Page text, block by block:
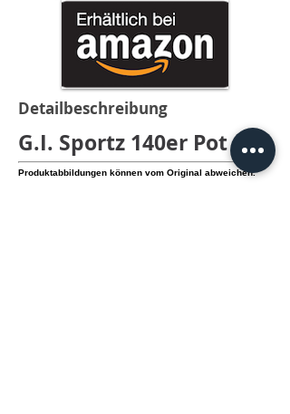
Detailbeschreibung
G.I. Sportz 140er Pot
Produktabbildungen können vom Original abweichen.